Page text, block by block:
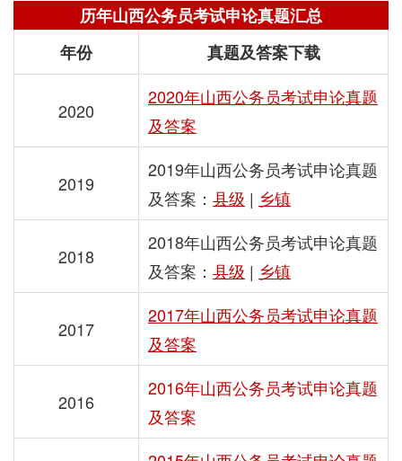
历年山西公务员考试申论真题汇总
年份
真题及答案下载
2020
2020年山西公务员考试申论真题
及答案
2019
2019年山西公务员考试申论真题
及答案： 县级 | 乡镇
2018
2018年山西公务员考试申论真题
及答案： 县级 | 乡镇
2017
2017年山西公务员考试申论真题
及答案
2016
2016年山西公务员考试申论真题
及答案